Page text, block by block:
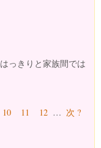
っきりと家族間では
10 11 12 … 次 ?